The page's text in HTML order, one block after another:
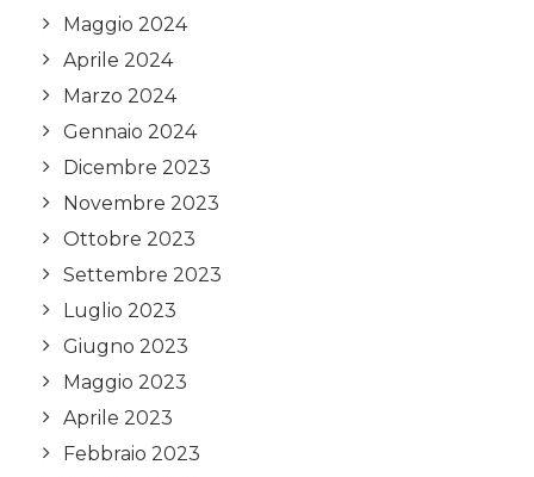
Maggio 2024
Aprile 2024
Marzo 2024
Gennaio 2024
Dicembre 2023
Novembre 2023
Ottobre 2023
Settembre 2023
Luglio 2023
Giugno 2023
Maggio 2023
Aprile 2023
Febbraio 2023